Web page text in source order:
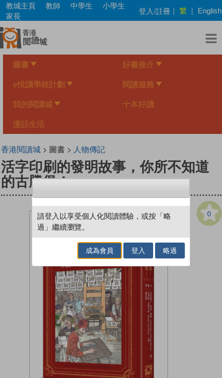
Skip
main
content
教城主頁 教師 中學生
小學生
家長
登入/註冊 | 繁 | English
圖書 好書推介
e悅讀學校計劃 閱讀服務
我的閱讀城 十本好讀
漫話生活
香港閱讀城> 圖書 > 人物傳記
活字印刷的發明故事，你所不知道
的古騰堡！
0
請登入以享受個人化閱讀體驗，或按「略
過」繼續瀏覽。
成為會員 登入 略過